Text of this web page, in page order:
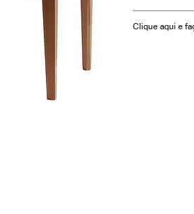
Altura: 100cm
Clique aqui e